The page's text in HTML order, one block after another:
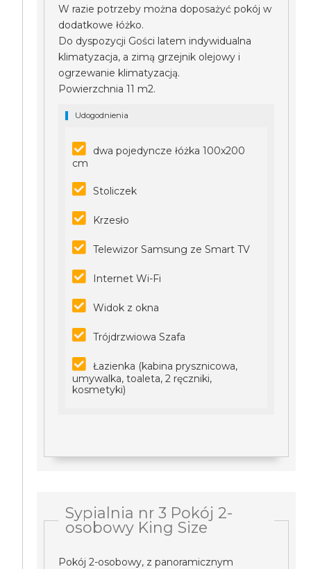
W razie potrzeby można doposażyć pokój w
dodatkowe łóżko.
Do dyspozycji Gości latem indywidualna
klimatyzacja, a zimą grzejnik olejowy i
ogrzewanie klimatyzacją.
Powierzchnia 11 m2.
Udogodnienia
dwa pojedyncze łóżka 100x200
cm
Stoliczek
Krzesło
Telewizor Samsung ze Smart TV
Internet Wi-Fi
Widok z okna
Trójdrzwiowa Szafa
Łazienka (kabina prysznicowa,
umywalka, toaleta, 2 ręczniki,
kosmetyki)
Sypialnia nr 3 Pokój 2-
osobowy King Size
Pokój 2-osobowy, z panoramicznym